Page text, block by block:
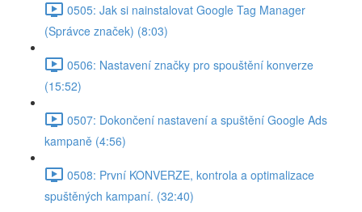
0505: Jak si nainstalovat Google Tag Manager
(Správce značek) (8:03)
0506: Nastavení značky pro spouštění konverze
(15:52)
0507: Dokončení nastavení a spuštění Google Ads
kampaně (4:56)
0508: První KONVERZE, kontrola a optimalizace
spuštěných kampaní. (32:40)